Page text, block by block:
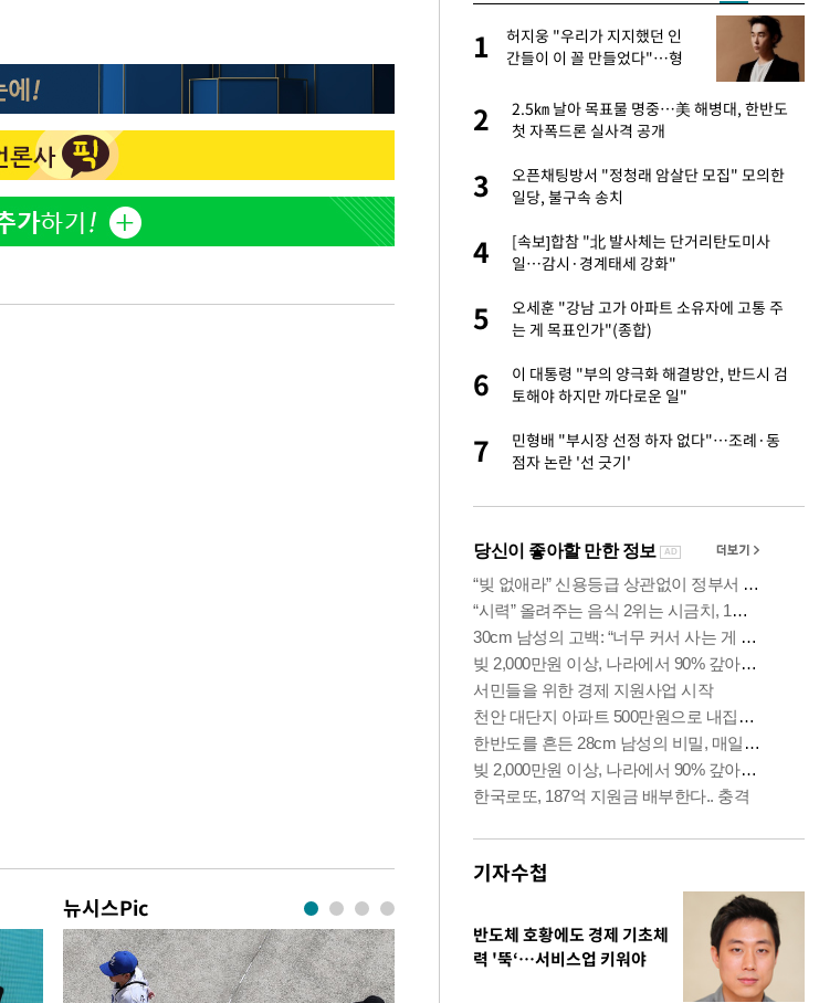
뉴시스Pic
벌 원해"
2
아이유, 장기하 '별일 없이 산다' 선곡…쿨한
일상 공개
3
허지웅 "우리가 지지했던 인간들이 이 꼴 만
들었다"…형소법 개정에 격한 반응
4
김혜수 "우린 돈 받고 일하는 프리랜서…받
5
'아들아 요양원은 싫다'…노인 70%는 아파
1
허지웅 "우리가 지지했던 인
간들이 이 꼴 만들었다"…형
2
2.5㎞ 날아 목표물 명중…美 해병대, 한반도
첫 자폭드론 실사격 공개
3
오픈채팅방서 "정청래 암살단 모집" 모의한
일당, 불구속 송치
4
[속보]합참 "北 발사체는 단거리탄도미사
일…감시·경계태세 강화"
5
오세훈 "강남 고가 아파트 소유자에 고통 주
는 게 목표인가"(종합)
6
이 대통령 "부의 양극화 해결방안, 반드시 검
토해야 하지만 까다로운 일"
7
민형배 "부시장 선정 하자 없다"…조례·동
점자 논란 '선 긋기'
기자수첩
반도체 호황에도 경제 기초체
력 '뚝‘…서비스업 키워야